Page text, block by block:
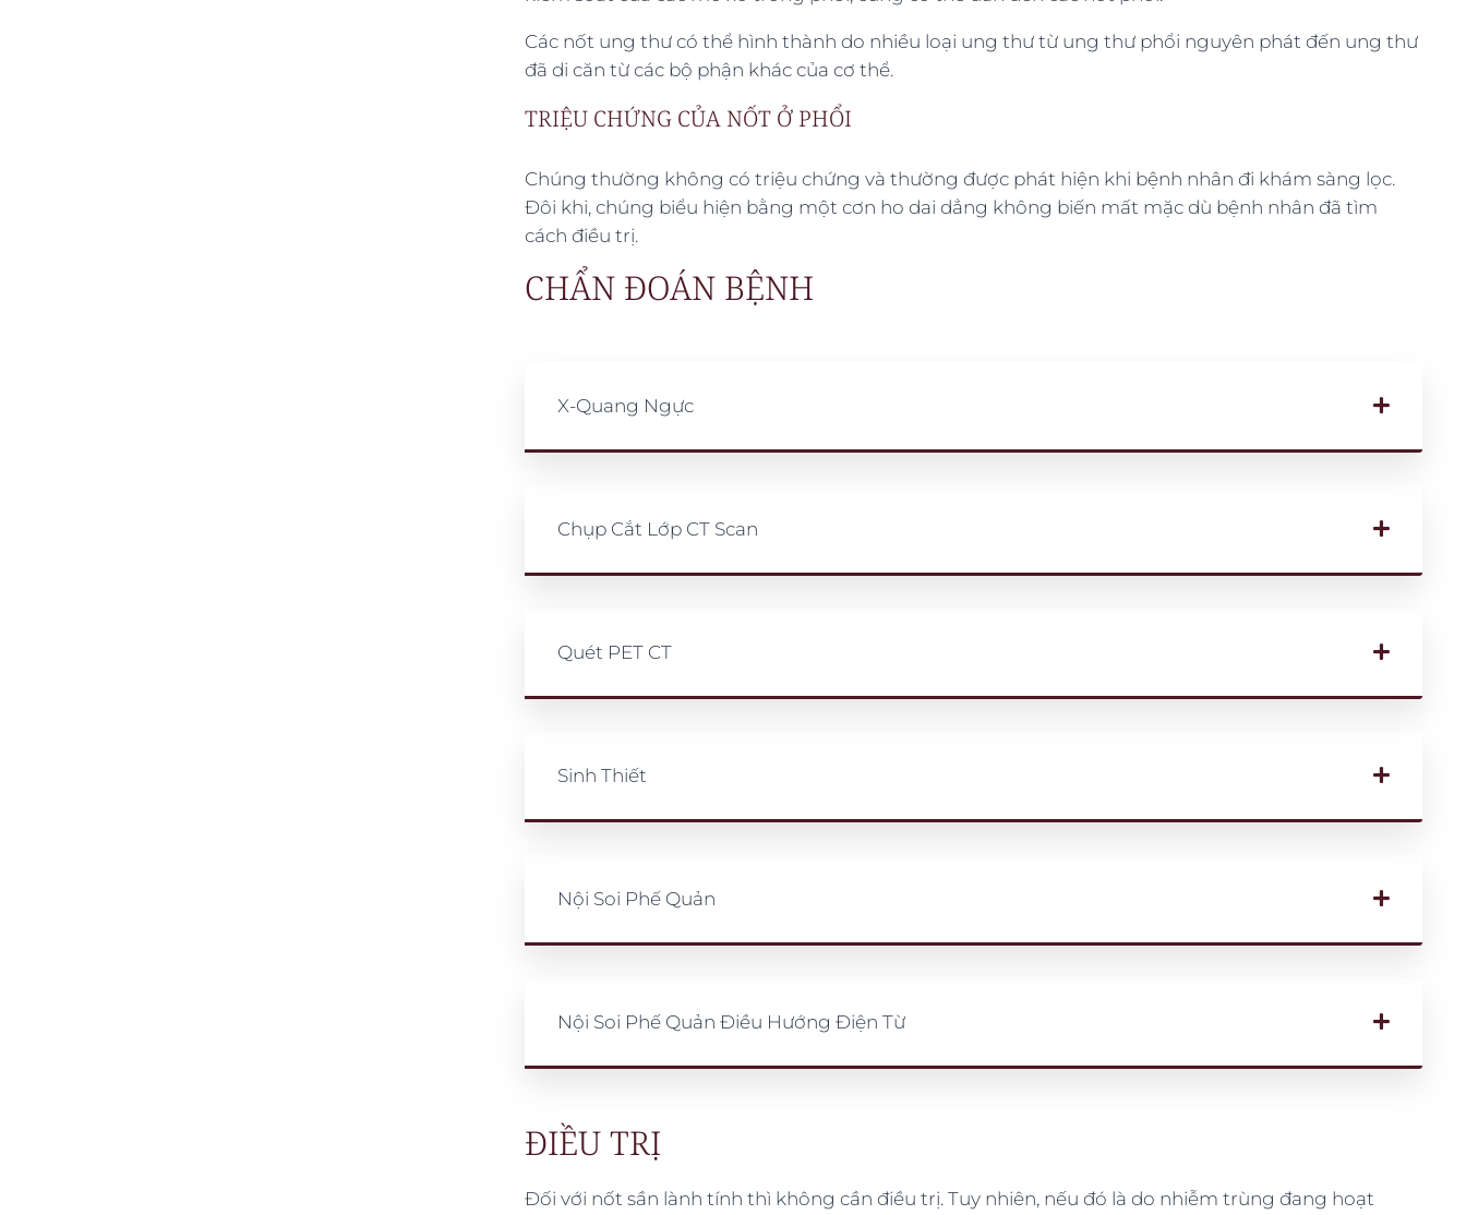
Các nốt ung thư có thể hình thành do nhiều loại ung thư từ ung thư phổi nguyên phát đến ung thư
đã di căn từ các bộ phận khác của cơ thể.
TRIỆU CHỨNG CỦA NỐT Ở PHỔI
Chúng thường không có triệu chứng và thường được phát hiện khi bệnh nhân đi khám sàng lọc.
Đôi khi, chúng biểu hiện bằng một cơn ho dai dẳng không biến mất mặc dù bệnh nhân đã tìm
cách điều trị.
CHẨN ĐOÁN BỆNH
X-Quang Ngực
Chụp Cắt Lớp CT Scan
Quét PET CT
Sinh Thiết
Nội Soi Phế Quản
Nội Soi Phế Quản Điều Hướng Điện Từ
ĐIỀU TRỊ
Đối với nốt sần lành tính thì không cần điều trị. Tuy nhiên, nếu đó là do nhiễm trùng đang hoạt